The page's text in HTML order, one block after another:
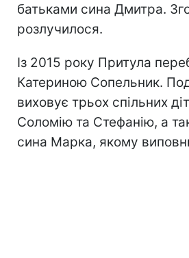
батьками сина Дмитра.
розлучилося.
Із 2015 року Притула
Катериною Сопельник.
виховує трьох спільних
Соломію та Стефанію, а
сина Марка, якому